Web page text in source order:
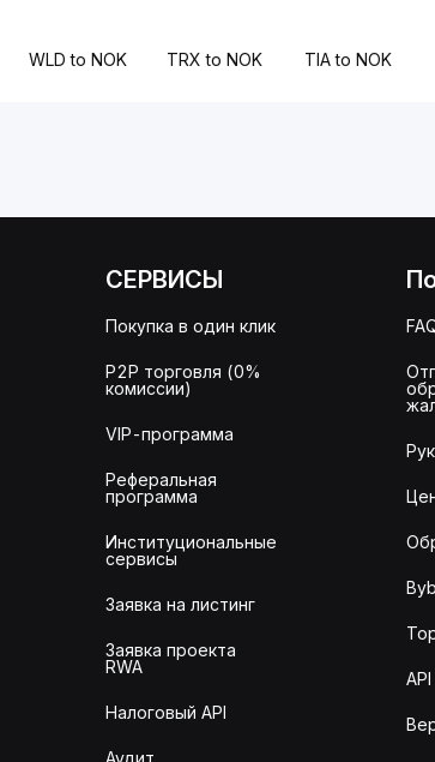
WLD to NOK TRX to NOK TIA to NOK
СЕРВИСЫ
Покупка в один клик
P2P торговля (0%
комиссии)
VIP-программа
Реферальная
программа
Институциональные
сервисы
Заявка на листинг
Заявка проекта
RWA
Налоговый API
Аудит
API